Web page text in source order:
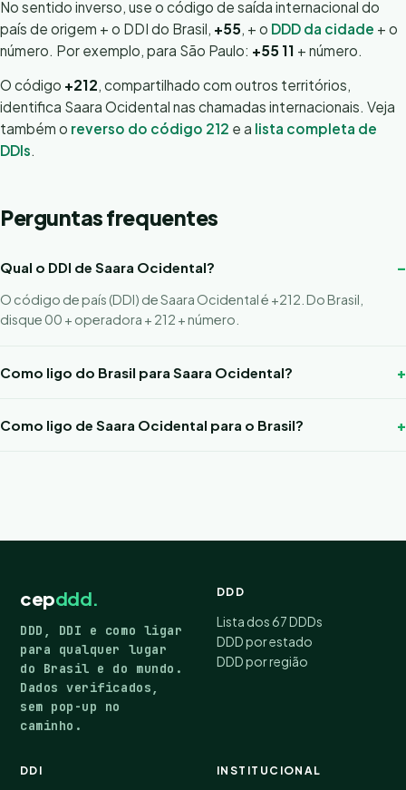
No sentido inverso, use o código de saída internacional do
país de origem + o DDI do Brasil, +55, + o DDD da cidade + o
número. Por exemplo, para São Paulo: +55 11 + número.
O código +212, compartilhado com outros territórios,
identifica Saara Ocidental nas chamadas internacionais. Veja
também o reverso do código 212 e a lista completa de
DDIs.
Perguntas frequentes
Qual o DDI de Saara Ocidental?
O código de país (DDI) de Saara Ocidental é +212. Do Brasil,
disque 00 + operadora + 212 + número.
Como ligo do Brasil para Saara Ocidental?
Como ligo de Saara Ocidental para o Brasil?
cepddd.
DDD, DDI e como ligar
para qualquer lugar
do Brasil e do mundo.
Dados verificados,
sem pop-up no
caminho.
DDD
Lista dos 67 DDDs
DDD por estado
DDD por região
DDI INSTITUCIONAL